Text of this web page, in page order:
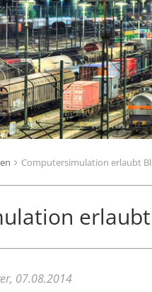
Computersimulation erlaubt
07.08.2014